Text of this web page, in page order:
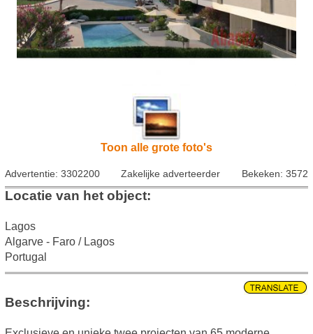
Toon alle grote foto's
Advertentie: 3302200 Zakelijke adverteerder Bekeken: 3572
Locatie van het object:
Lagos
Algarve - Faro / Lagos
Portugal
Beschrijving: